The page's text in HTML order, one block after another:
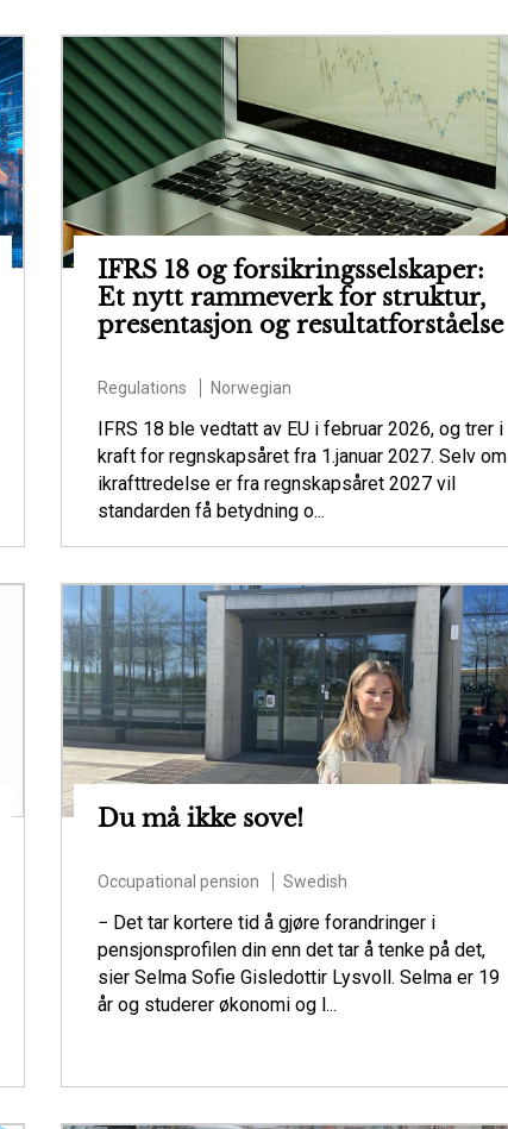
IFRS 18 og forsikringsselskaper:
Et nytt rammeverk for struktur,
presentasjon og resultatforståelse
Regulations Norwegian
IFRS 18 ble vedtatt av EU i februar 2026, og trer i
kraft for regnskapsåret fra 1.januar 2027. Selv om
ikrafttredelse er fra regnskapsåret 2027 vil
standarden få betydning o...
Du må ikke sove!
Occupational pension Swedish
− Det tar kortere tid å gjøre forandringer i
pensjonsprofilen din enn det tar å tenke på det,
sier Selma Sofie Gisledottir Lysvoll. Selma er 19
år og studerer økonomi og l...